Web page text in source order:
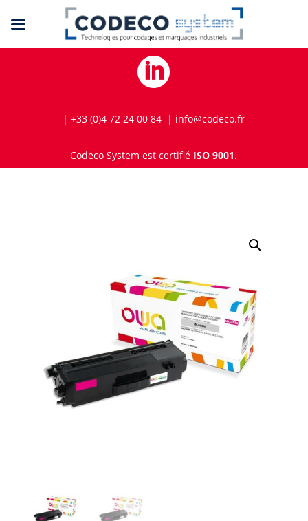

| +33 (0)4 72 24 00 84 | info@codeco.fr
Codeco System est certifié ISO 9001.